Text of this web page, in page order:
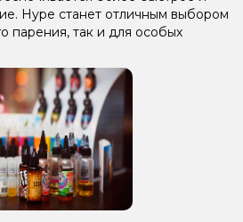
Hype станет отличным выбором
парения, так и для особых